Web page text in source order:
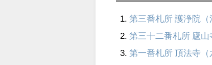
第三番札所 護浄院（
第三十二番札所 廬山
第一番札所 頂法寺（